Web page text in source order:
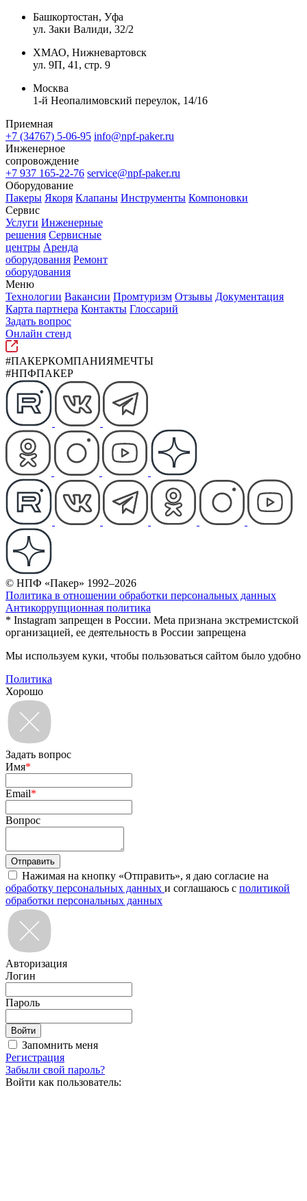
Башкортостан, Уфа
ул. Заки Валиди, 32/2
ХМАО, Нижневартовск
ул. 9П, 41, стр. 9
Москва
1-й Неопалимовский переулок, 14/16
Приемная
+7 (34767) 5-06-95 info@npf-paker.ru
Инженерное
сопровождение
+7 937 165-22-76 service@npf-paker.ru
Оборудование
Пакеры Якоря Клапаны Инструменты Компоновки
Сервис
Услуги Инженерные
решения Сервисные
центры Аренда
оборудования Ремонт
оборудования
Меню
Технологии Вакансии Промтуризм Отзывы Документация
Карта партнера Контакты Глоссарий
Задать вопрос
Онлайн стенд
#ПАКЕРКОМПАНИЯМЕЧТЫ
#НПФПАКЕР
© НПФ «Пакер» 1992–2026
Политика в отношении обработки персональных данных
Антикоррупционная политика
* Instagram запрещен в России. Meta признана экстремистской
организацией, ее деятельность в России запрещена
Мы используем куки, чтобы пользоваться сайтом было удобно
Политика
Хорошо
Задать вопрос
Имя*
Email*
Вопрос
Нажимая на кнопку «Отправить», я даю согласие на
обработку персональных данных и соглашаюсь с политикой
обработки персональных данных
Авторизация
Логин
Пароль
Запомнить меня
Регистрация
Забыли свой пароль?
Войти как пользователь: